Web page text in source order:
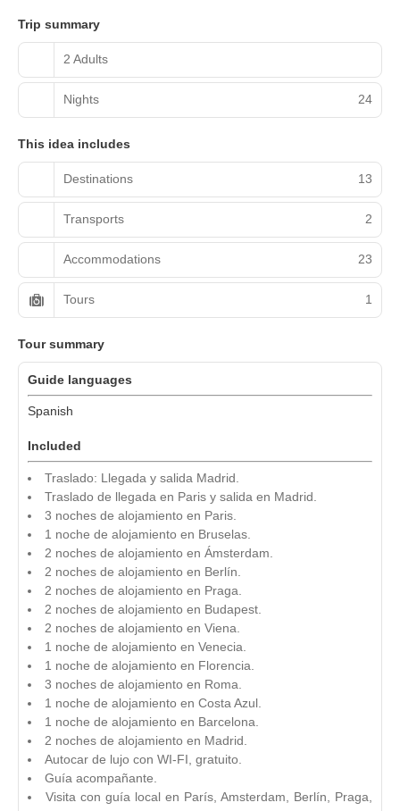
Trip summary
2 Adults
Nights 24
This idea includes
Destinations 13
Transports 2
Accommodations 23
Tours 1
Tour summary
Guide languages
Spanish
Included
Traslado: Llegada y salida Madrid.
Traslado de llegada en Paris y salida en Madrid.
3 noches de alojamiento en Paris.
1 noche de alojamiento en Bruselas.
2 noches de alojamiento en Ámsterdam.
2 noches de alojamiento en Berlín.
2 noches de alojamiento en Praga.
2 noches de alojamiento en Budapest.
2 noches de alojamiento en Viena.
1 noche de alojamiento en Venecia.
1 noche de alojamiento en Florencia.
3 noches de alojamiento en Roma.
1 noche de alojamiento en Costa Azul.
1 noche de alojamiento en Barcelona.
2 noches de alojamiento en Madrid.
Autocar de lujo con WI-FI, gratuito.
Guía acompañante.
Visita con guía local en París, Amsterdam, Berlín, Praga,